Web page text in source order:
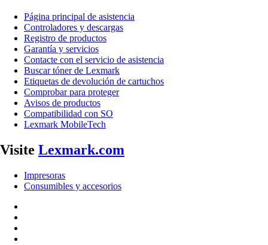
Página principal de asistencia
Controladores y descargas
Registro de productos
Garantía y servicios
Contacte con el servicio de asistencia
Buscar tóner de Lexmark
Etiquetas de devolución de cartuchos
Comprobar para proteger
Avisos de productos
Compatibilidad con SO
Lexmark MobileTech
Visite Lexmark.com
Impresoras
Consumibles y accesorios